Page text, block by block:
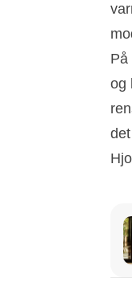
og